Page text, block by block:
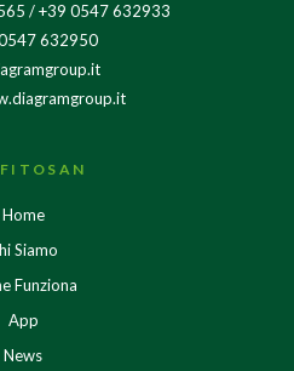
/+39 0547 632933
632950
Home
Siamo
Funziona
App
News